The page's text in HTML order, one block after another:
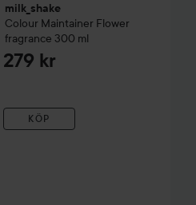
milk_shake
Colour Maintainer Flower
fragrance 300 ml
279 kr
KÖP